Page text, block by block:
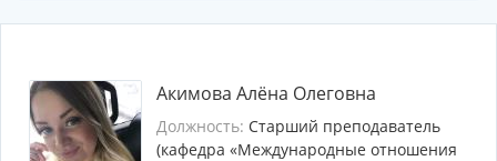
Акимова Алёна Олеговна
Должность: Старший преподаватель
(кафедра «Международные отношения